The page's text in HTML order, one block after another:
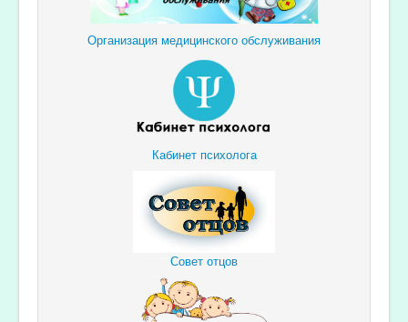
Организация медицинского обслуживания
Кабинет психолога
Совет отцов